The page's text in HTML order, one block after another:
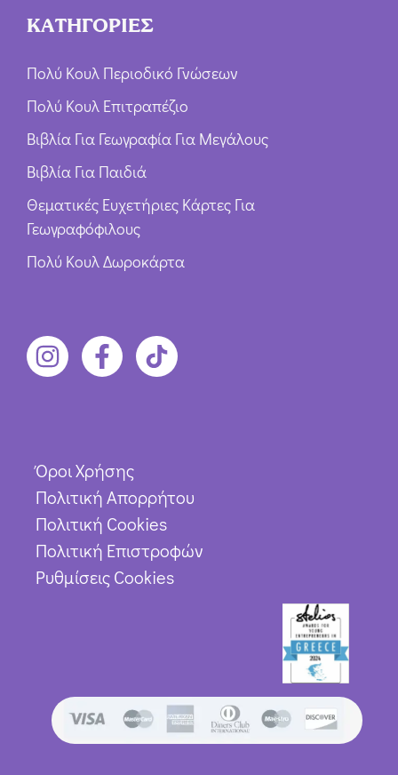
ΚΑΤΗΓΟΡΙΕΣ
Πολύ Κουλ Περιοδικό Γνώσεων
Πολύ Κουλ Επιτραπέζιο
Βιβλία Για Γεωγραφία Για Μεγάλους
Βιβλία Για Παιδιά
Θεματικές Ευχετήριες Κάρτες Για
Γεωγραφόφιλους
Πολύ Κουλ Δωροκάρτα
Όροι Χρήσης
Πολιτική Απορρήτου
Πολιτική Cookies
Πολιτική Επιστροφών
Ρυθμίσεις Cookies